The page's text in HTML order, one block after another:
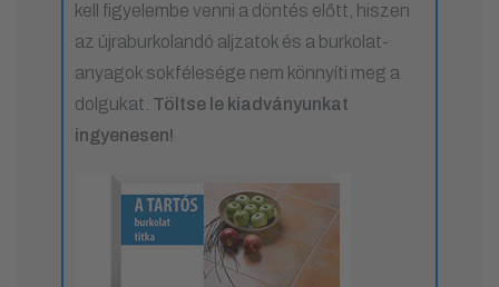
kell figyelembe venni a döntés előtt, hiszen
az újraburkolandó aljzatok és a burkolat-
anyagok sokfélesége nem könnyíti meg a
dolgukat. Töltse le kiadványunkat
ingyenesen!